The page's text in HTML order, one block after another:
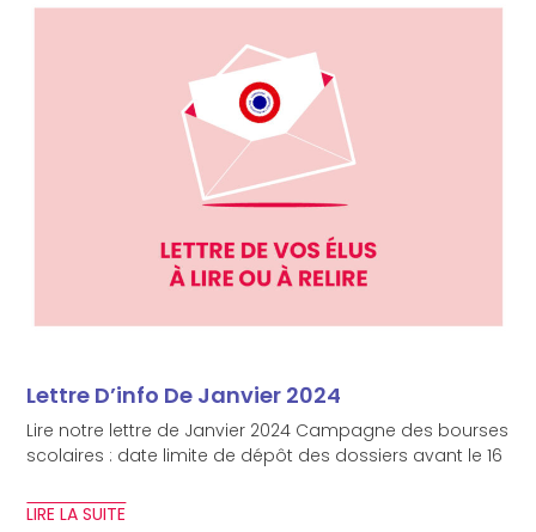
Lettre D’info De Janvier 2024
Lire notre lettre de Janvier 2024 Campagne des bourses
scolaires : date limite de dépôt des dossiers avant le 16
LIRE LA SUITE